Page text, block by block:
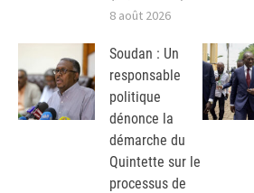
8 août 2026
Soudan : Un
responsable
politique
dénonce la
démarche du
Quintette sur le
processus de